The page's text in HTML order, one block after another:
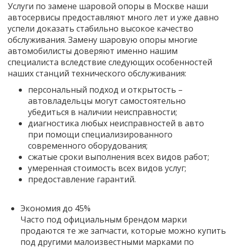
Услуги по замене шаровой опоры в Москве наши
автосервисы предоставляют много лет и уже давно
успели доказать стабильно высокое качество
обслуживания. Замену шаровую опоры многие
автомобилисты доверяют именно нашим
специалиста вследствие следующих особенностей
наших станций технического обслуживания:
персональный подход и открытость –
автовладельцы могут самостоятельно
убедиться в наличии неисправности;
диагностика любых неисправностей в авто
при помощи специализированного
современного оборудования;
сжатые сроки выполнения всех видов работ;
умеренная стоимость всех видов услуг;
предоставление гарантий.
Экономия до 45%
Часто под официальным брендом марки
продаются те же запчасти, которые можно купить
под другими малоизвестными марками по